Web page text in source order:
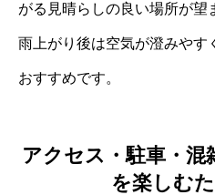
がる見晴らしの良い場所が望
雨上がり後は空気が澄みやす
おすすめです。
アクセス・駐車・混
を楽しむ